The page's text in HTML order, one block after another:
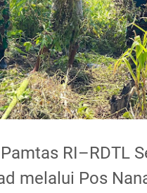
RI–RDTL
melalui Pos